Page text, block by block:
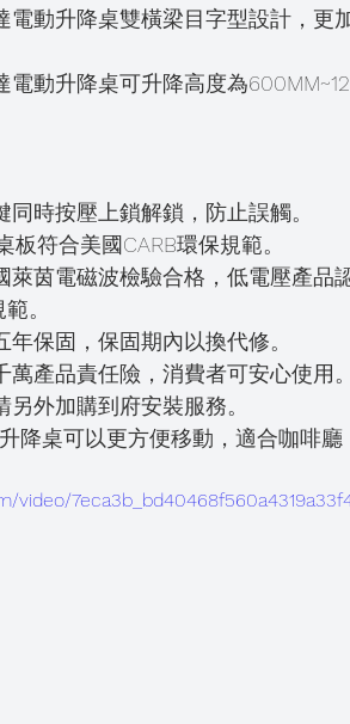
電動升降桌雙橫梁目字型設計，更
動升降桌可升降高度為
時按壓上鎖解鎖，防止誤觸。
符合美國CARB環保規範。
茵電磁波檢驗合格，低電壓產品認
。
保固，保固期內以換代修。
產品責任險，消費者可安心使用。
外加購到府安裝服務。
降桌可以更方便移動，適合咖啡廳
video/